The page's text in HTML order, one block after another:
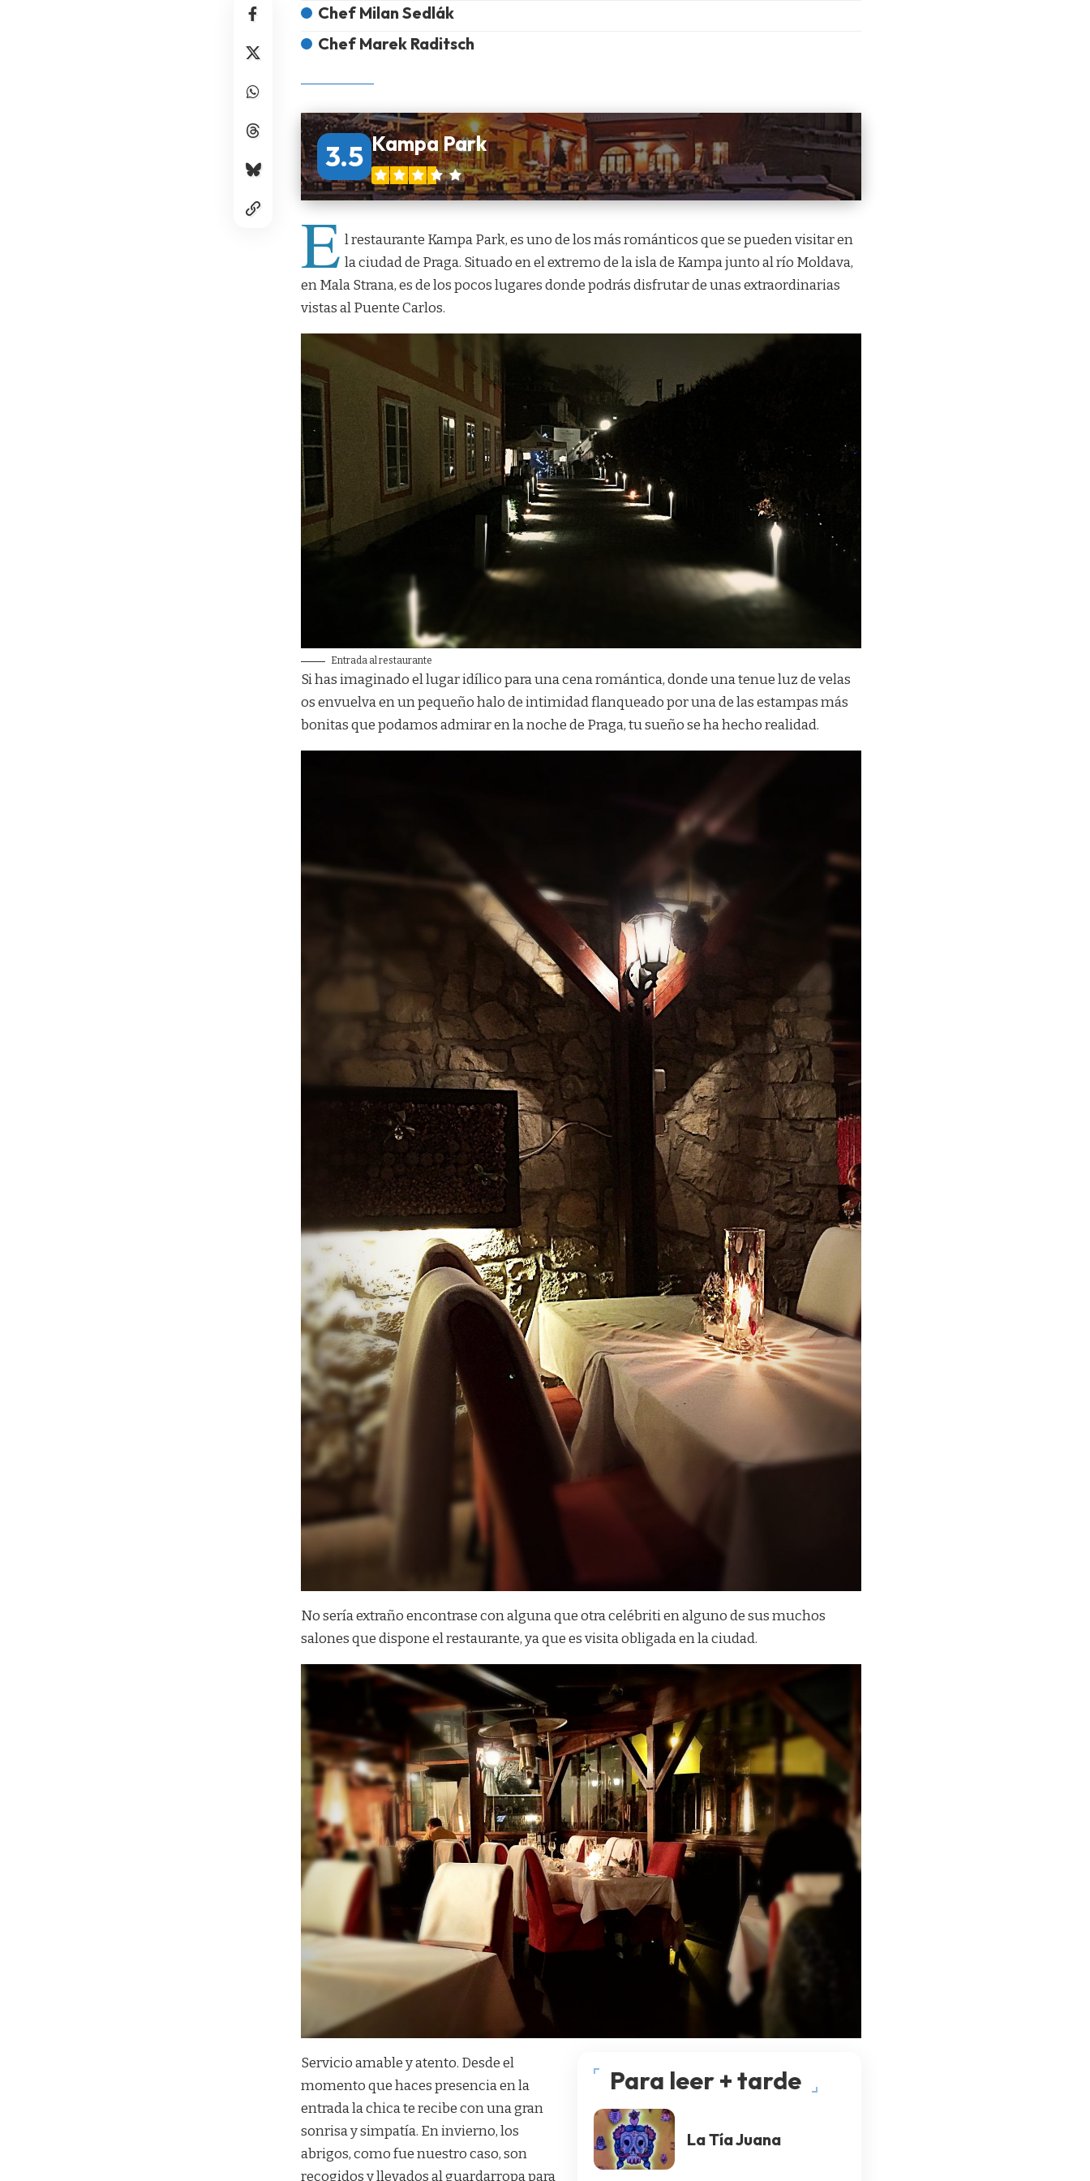
Chef Milan Sedlák
Chef Marek Raditsch
3.5 Kampa Park
E l restaurante Kampa Park, es uno de los más románticos que se pueden visitar en
la ciudad de Praga. Situado en el extremo de la isla de Kampa junto al río Moldava,
enMala Strana, es de los pocos lugares donde podrás disfrutar de unas extraordinarias
vistas al Puente Carlos.
Entrada al restaurante
Si has imaginado el lugar idílico para una cena romántica, donde una tenue luz de velas
os envuelva en un pequeño halo de intimidad flanqueado por una de las estampas más
bonitas que podamos admirar en la noche de Praga, tu sueño se ha hecho realidad.
No sería extraño encontrase con alguna que otra celébriti en alguno de sus muchos
salones que dispone el restaurante, ya que es visita obligada en la ciudad.
Para leer + tarde
La Tía Juana
Servicio amable y atento. Desde el
momento que haces presencia en la
entrada la chica te recibe con una gran
sonrisa y simpatía. En invierno, los
abrigos, como fue nuestro caso, son
recogidos y llevados al guardarropa para